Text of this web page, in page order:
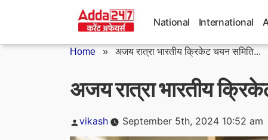
National International
Home » अजय रात्रा भारतीय क्रिकेट चयन समिति...
अजय रात्रा भारतीय
Posted
vikash September 5th, 2024 10:52 am